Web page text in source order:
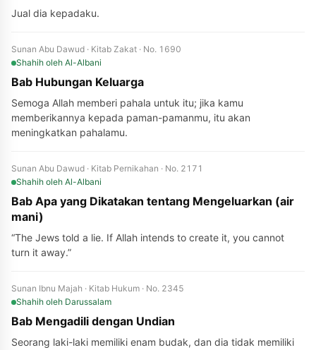
Jual dia kepadaku.
Sunan Abu Dawud · Kitab Zakat · No. 1690
Shahih oleh Al-Albani
Bab Hubungan Keluarga
Semoga Allah memberi pahala untuk itu; jika kamu
memberikannya kepada paman-pamanmu, itu akan
meningkatkan pahalamu.
Sunan Abu Dawud · Kitab Pernikahan · No. 2171
Shahih oleh Al-Albani
Bab Apa yang Dikatakan tentang Mengeluarkan (air
mani)
“The Jews told a lie. If Allah intends to create it, you cannot
turn it away.”
Sunan Ibnu Majah · Kitab Hukum · No. 2345
Shahih oleh Darussalam
Bab Mengadili dengan Undian
Seorang laki-laki memiliki enam budak, dan dia tidak memiliki